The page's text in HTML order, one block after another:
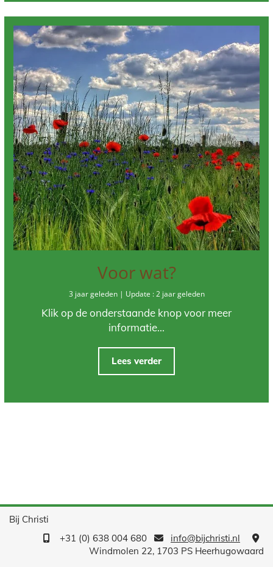
Voor wat?
3 jaar geleden | Update : 2 jaar geleden
Klik op de onderstaande knop voor meer
informatie...
Lees verder
Bij Christi
 +31 (0) 638 004 680  info@bijchristi.nl 
Windmolen 22, 1703 PS Heerhugowaard